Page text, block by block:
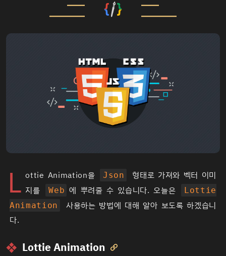
L ottie Animation을 Json
형태로 가져와 벡터 이미
지를
Web 에 뿌려줄 수 있습니다. 오늘은
Lottie
Animation
사용하는 방법에 대해 알아 보도록 하겠습니
다.
Lottie Animation 